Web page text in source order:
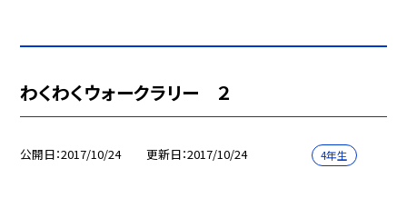
わくわくウォークラリー ２
公開日 2017/10/24 更新日 2017/10/24 4年生